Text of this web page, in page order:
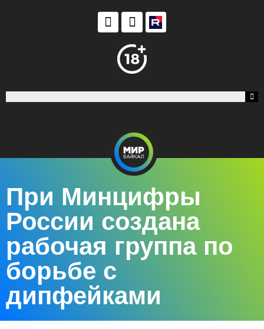
При Минцифры
России создана
рабочая группа по
борьбе с
дипфейками